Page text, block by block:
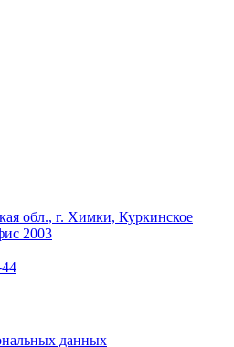
обл., г. Химки, Куркинское
2003
данных